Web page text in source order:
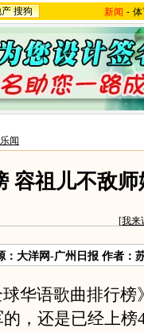
搜狗 新闻 -
闻
容祖儿不敌
[我来
：大洋网-广州日报 作者：
华语歌曲排行榜
，还是已经上榜